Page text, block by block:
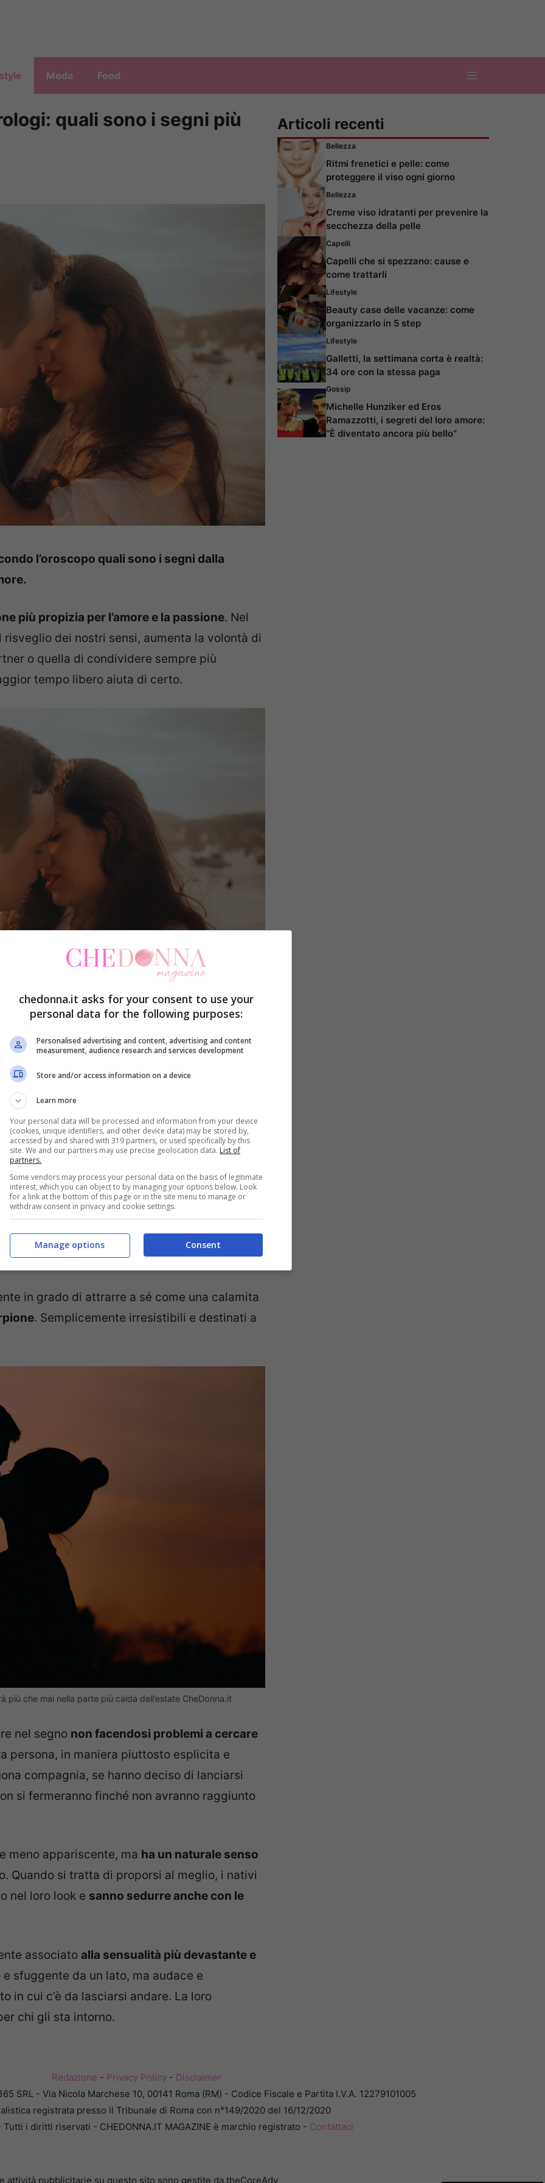
Moda Food
quali sono i segni più
l’oroscopo quali sono i segni dalla
più propizia per l’amore e la passione. Nel
dei nostri sensi, aumenta la volontà di
o quella di condividere sempre più
tempo libero aiuta di certo.
hanno una marcia in più: ecco quali sono CheDonna.it
siamo nella fase più calda della stagione
più rovente, in tutti i sensi. Per chi sta
le indicazioni degli astrologi, che non lasciano
a spopolare. Scritte nelle stelle, ci sono
Quanto ad aura seducente e sensualità, da
una marcia in più. E tutto questo trova una
ci attende da qui alla fine dell’estate.
i tre segni più seducenti in
in grado di attrarre a sé come una calamita
. Semplicemente irresistibili e destinati a
che mai nella parte più calda dell’estate CheDonna.it
nel segno non facendosi problemi a cercare
persona, in maniera piuttosto esplicita e
compagnia, se hanno deciso di lanciarsi
si fermeranno finché non avranno raggiunto
meno appariscente, ma ha un naturale senso
Quando si tratta di proporsi al meglio, i nativi
nel loro look e sanno sedurre anche con le
associato alla sensualità più devastante e
sfuggente da un lato, ma audace e
in cui c’è da lasciarsi andare. La loro
chi gli sta intorno.
Articoli recenti
Bellezza
Ritmi frenetici e pelle: come
proteggere il viso ogni giorno
Bellezza
Creme viso idratanti per prevenire la
secchezza della pelle
Capelli
Capelli che si spezzano: cause e
come trattarli
Lifestyle
Beauty case delle vacanze: come
organizzarlo in 5 step
Lifestyle
Galletti, la settimana corta è realtà:
34 ore con la stessa paga
Gossip
Michelle Hunziker ed Eros
Ramazzotti, i segreti del loro amore:
“È diventato ancora più bello”
Redazione - Privacy Policy- Disclaimer
SRL - Via Nicola Marchese 10, 00141 Roma (RM) - Codice Fiscale e Partita I.V.A. 12279101005
registrata presso il Tribunale di Roma con n°149/2020 del 16/12/2020
i diritti riservati - CHEDONNA.IT MAGAZINE è marchio registrato - Contattaci
attività pubblicitarie su questo sito sono gestite da theCoreAdv
chedonna.it asks for your consent to use your
personal data for the following purposes:
Personalised advertising and content, advertising and content
measurement, audience research and services development
Store and/or access information on a device
Learn more
Your personal data will be processed and information from your device
(cookies, unique identifiers, and other device data) may be stored by,
accessed by and shared with 319 partners, or used specifically by this
site. We and our partners may use precise geolocation data. List of
partners.
Some vendors may process your personal data on the basis of legitimate
interest, which you can object to by managing your options below. Look
for a link at the bottom of this page or in the site menu to manage or
withdraw consent in privacy and cookie settings.
Consent
Manage options